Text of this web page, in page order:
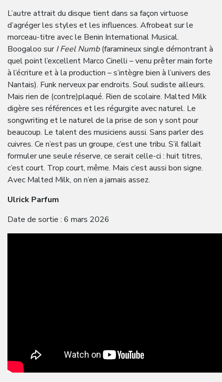
L’autre attrait du disque tient dans sa façon virtuose
d’agréger les styles et les influences. Afrobeat sur le
morceau-titre avec le Benin International Musical.
Boogaloo surI Feel Numb(faramineux single démontrant à
quel point l’excellent Marco Cinelli – venu prêter main forte
à l’écriture et à la production – s’intègre bien à l’univers des
Nantais). Funk nerveux par endroits. Soul sudiste ailleurs.
Mais rien de (contre)plaqué. Rien de scolaire. Malted Milk
digère ses références et les régurgite avec naturel. Le
songwriting et le naturel de la prise de son y sont pour
beaucoup. Le talent des musiciens aussi. Sans parler des
cuivres. Ce n’est pas un groupe, c’est une tribu. S’il fallait
formuler une seule réserve, ce serait celle-ci : huit titres,
c’est court. Trop court, même. Mais c’est aussi bon signe.
Avec Malted Milk, on n’en a jamais assez.
Ulrick Parfum
Date de sortie : 6 mars 2026